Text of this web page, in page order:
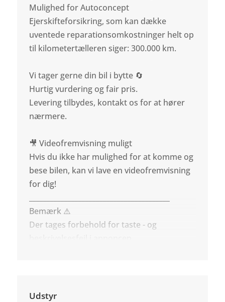
Mulighed for Autoconcept
Ejerskifteforsikring, som kan dække
uventede reparationsomkostninger helt op
til kilometertælleren siger: 300.000 km.
Vi tager gerne din bil i bytte 🔄
Hurtig vurdering og fair pris.
Levering tilbydes, kontakt os for at hører
nærmere.
🎥 Videofremvisning muligt
Hvis du ikke har mulighed for at komme og
bese bilen, kan vi lave en videofremvisning
for dig!
Bemærk ⚠️
Der tages forbehold for taste - og
Udstyr